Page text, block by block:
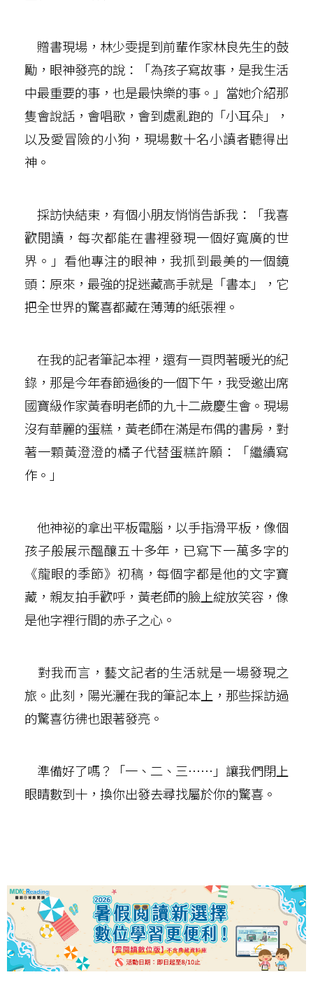
贈書現場，林少雯提到前輩作家林良先生的鼓
勵，眼神發亮的說：「為孩子寫故事，是我生活
中最重要的事，也是最快樂的事。」當她介紹那
隻會說話，會唱歌，會到處亂跑的「小耳朵」，
以及愛冒險的小狗，現場數十名小讀者聽得出
神。
採訪快結束，有個小朋友悄悄告訴我：「我喜
歡閱讀，每次都能在書裡發現一個好寬廣的世
界。」看他專注的眼神，我抓到最美的一個鏡
頭：原來，最強的捉迷藏高手就是「書本」，它
把全世界的驚喜都藏在薄薄的紙張裡。
在我的記者筆記本裡，還有一頁閃著暖光的紀
錄，那是今年春節過後的一個下午，我受邀出席
國寶級作家黃春明老師的九十二歲慶生會。現場
沒有華麗的蛋糕，黃老師在滿是布偶的書房，對
著一顆黃澄澄的橘子代替蛋糕許願：「繼續寫
作。」
他神祕的拿出平板電腦，以手指滑平板，像個
孩子般展示醞釀五十多年，已寫下一萬多字的
《龍眼的季節》初稿，每個字都是他的文字寶
藏，親友拍手歡呼，黃老師的臉上綻放笑容，像
是他字裡行間的赤子之心。
對我而言，藝文記者的生活就是一場發現之
旅。此刻，陽光灑在我的筆記本上，那些採訪過
的驚喜彷彿也跟著發亮。
準備好了嗎？「一、二、三……」讓我們閉上
眼睛數到十，換你出發去尋找屬於你的驚喜。